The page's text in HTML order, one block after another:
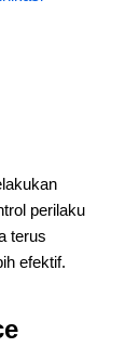
perilaku
terus
efektif.